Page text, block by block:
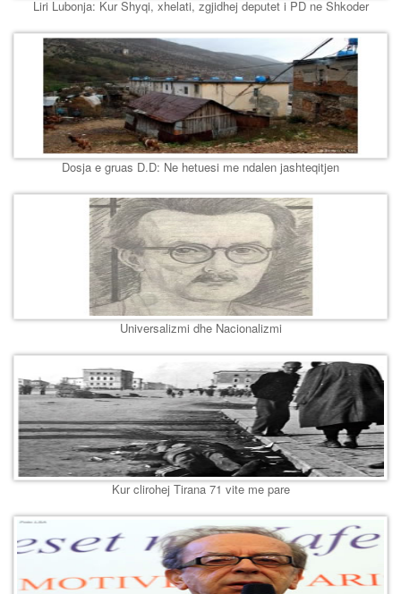
Liri Lubonja: Kur Shyqi, xhelati, zgjidhej deputet i PD ne Shkoder
Dosja e gruas D.D: Ne hetuesi me ndalen jashteqitjen
Universalizmi dhe Nacionalizmi
Kur clirohej Tirana 71 vite me pare